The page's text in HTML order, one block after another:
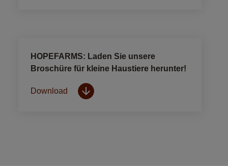
HOPEFARMS: Laden Sie unsere
Broschüre für kleine Haustiere herunter!
Download